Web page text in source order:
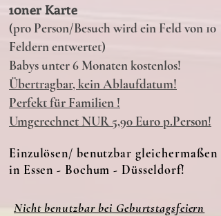
10ner Karte
(pro Person/Besuch wird ein Feld von 10
Feldern entwertet)
Babys unter 6 Monaten kostenlos!
Übertragbar, kein Ablaufdatum!
Perfekt für Familien !
Umgerechnet NUR 5,90 Euro p.Person!
Einzulösen/ benutzbar gleichermaßen
in Essen - Bochum - Düsseldorf!
Nicht benutzbar bei Geburtstagsfeiern